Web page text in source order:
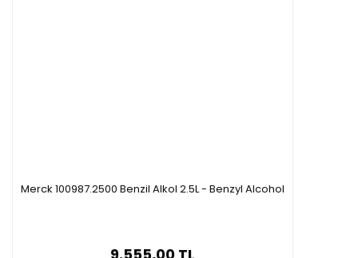
Merck 100987.2500 Benzil Alkol 2.5L - Benzyl Alcohol
9.555,00 TL